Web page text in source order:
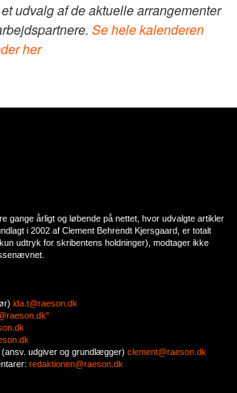
udvalg af de aktuelle arrangementer
Se hele kalenderen
her
gange årligt og løbende på nettet, hvor udvalgte artikler
i 2002 af Clement Behrendt Kjersgaard, er totalt
udtryk for skribentens holdninger), modtager ikke
ida.t@raeson.dk
udgiver og grundlægger) clement@raeson.dk
redaktionen@raeson.dk